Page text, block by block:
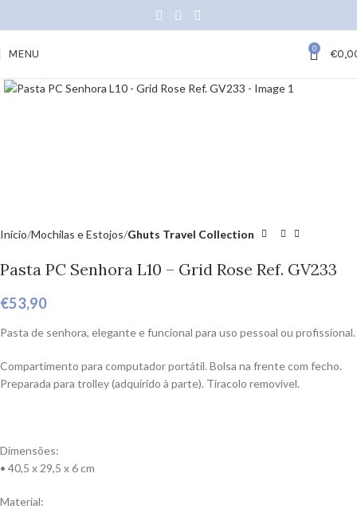
MENU 0 €
Início Mochilas e Estojos Ghuts Travel Collection
Pasta PC Senhora L10 – Grid Rose Ref. GV233
€53,90
Pasta de senhora, elegante e funcional para uso pessoal ou profissional.
Compartimento para computador portátil. Bolsa na frente com fecho.
Preparada para trolley (adquirido à parte). Tiracolo removível.
Dimensões:
• 40,5 x 29,5 x 6 cm
Material: